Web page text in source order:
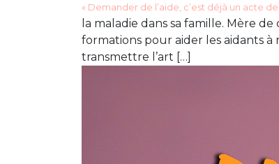
« Demander de l’aide, c’est déjà un acte
la maladie dans sa famille. Mère
formations pour aider les aidants
transmettre l’art […]